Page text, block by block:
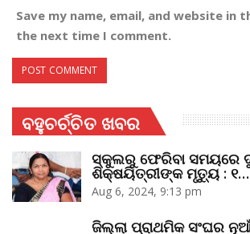
Save my name, email, and website in
the next time I comment.
ବହୁଚର୍ଚ୍ଚିତ ଖବର
ସ୍କୁଲରୁ ଫେରିବା ସମୟରେ
ଶିକ୍ଷୟିତ୍ରୀଙ୍କ ମୃତ୍ୟୁ : ୧…
Aug 6, 2024, 9:13 pm
ଜିଲ୍ଲା ପ୍ରାଥମିକ ସଂଘର